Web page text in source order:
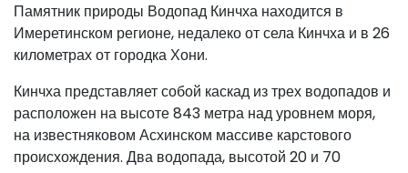
Памятник природы Водопад Кинчха находится в
Имеретинском регионе, недалеко от села Кинчха и в 26
километрах от городка Хони.
Кинчха представляет собой каскад из трех водопадов и
расположен на высоте 843 метра над уровнем моря,
на известняковом Асхинском массиве карстового
происхождения. Два водопада, высотой 20 и 70